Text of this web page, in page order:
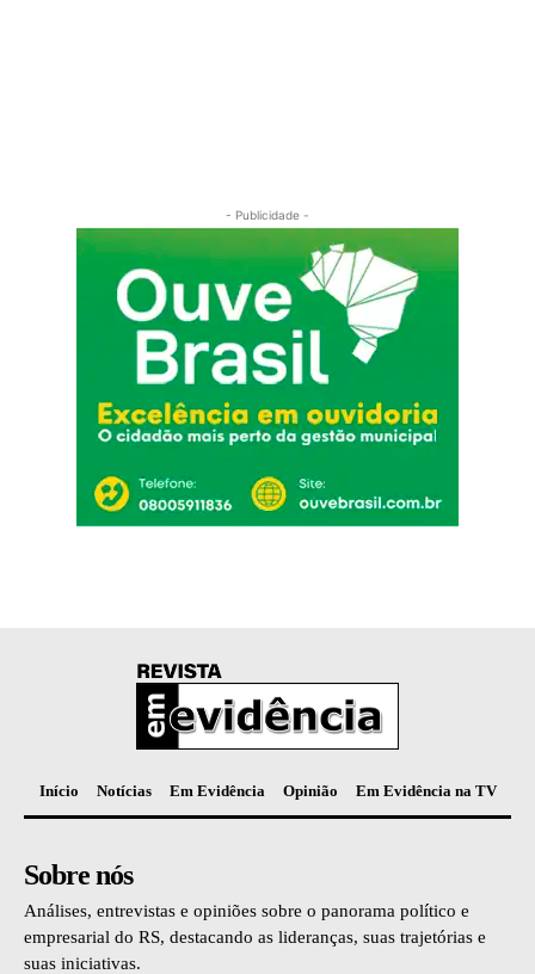
- Publicidade -
Início Notícias Em Evidência Opinião Em Evidência na TV
Sobre nós
Análises, entrevistas e opiniões sobre o panorama político e
empresarial do RS, destacando as lideranças, suas trajetórias e
suas iniciativas.